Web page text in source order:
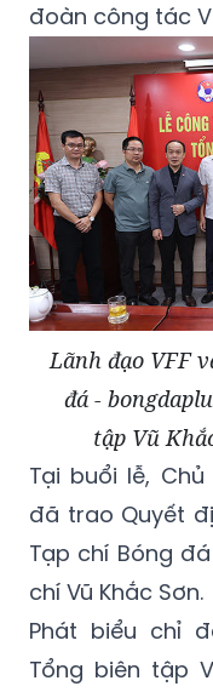
đoàn công tác
Lãnh đạo VFF
đá -
tập Vũ
Tại buổi lễ,
đã trao Quyết
Tạp chí Bóng
chí Vũ Khắc Sơn.
Phát biểu chỉ
Tổng biên tập